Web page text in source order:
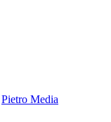
Pietro Media